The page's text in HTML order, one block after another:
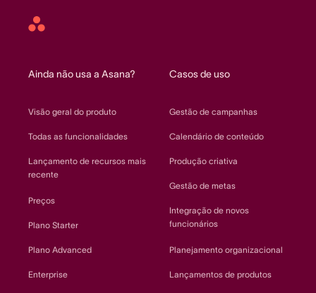
Asana
Ainda não usa a Asana?
Visão geral do produto
Todas as funcionalidades
Lançamento de recursos mais
recente
Preços
Plano Starter
Plano Advanced
Enterprise
Casos de uso
Gestão de campanhas
Calendário de conteúdo
Produção criativa
Gestão de metas
Integração de novos
funcionários
Planejamento organizacional
Lançamentos de produtos